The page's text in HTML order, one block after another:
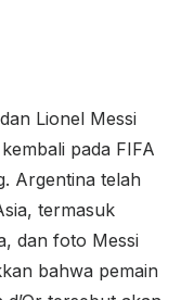
Lionel Messi
pada FIFA
Argentina telah
termasuk
dan foto Messi
bahwa pemain